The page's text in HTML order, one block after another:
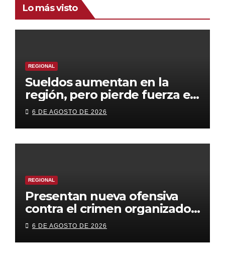
Lo más visto
REGIONAL
Sueldos aumentan en la
región, pero pierde fuerza el
empleo formal
6 DE AGOSTO DE 2026
REGIONAL
Presentan nueva ofensiva
contra el crimen organizado:
más control territorial,
cárceles más estrictas y
decomiso de bienes
6 DE AGOSTO DE 2026